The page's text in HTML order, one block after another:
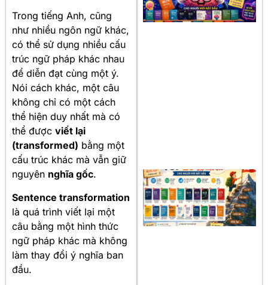
Trong tiếng Anh, cũng
như nhiều ngôn ngữ khác,
có thể sử dụng nhiều cấu
trúc ngữ pháp khác nhau
để diễn đạt cùng một ý.
Nói cách khác, một câu
không chỉ có một cách
thể hiện duy nhất mà có
thể được viết lại
(transformed) bằng một
cấu trúc khác mà vẫn giữ
nguyên nghĩa gốc.
Sentence transformation
là quá trình viết lại một
câu bằng một hình thức
ngữ pháp khác mà không
làm thay đổi ý nghĩa ban
đầu.